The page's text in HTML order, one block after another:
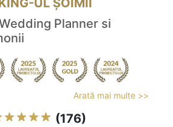
UL ȘOIMII
Planner si
Arată mai multe >>
(176)